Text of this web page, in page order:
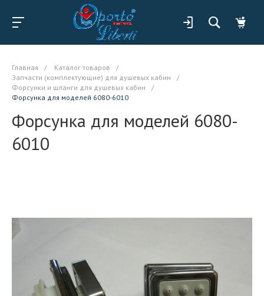
Главная / Каталог товаров
/
Запчасти (комплектующие) для душевых кабин
/
Форсунки и шланги для душевых кабин
/
Форсунка для моделей 6080-6010
Форсунка для моделей 6080-
6010